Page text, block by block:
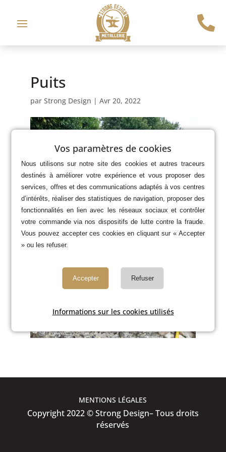

Puits
par Strong Design | Avr 20, 2022
Copyright 2022 © Strong Design– Tous droits
réservés
MENTIONS LÉGALES
Vos paramètres de cookies
Nous utilisons sur notre site des cookies et autres traceurs
destinés à améliorer votre expérience et vous proposer des
services, offres et des communications adaptés à vos centres
d’intérêts, réaliser des statistiques de navigation, proposer des
fonctionnalités en lien avec les réseaux sociaux et contrôler
votre commande via nos dispositifs de lutte contre la fraude.
Vous pouvez accepter ces cookies en cliquant sur « Accepter
» ou les refuser.
Accepter Refuser
Informations sur les cookies utilisés